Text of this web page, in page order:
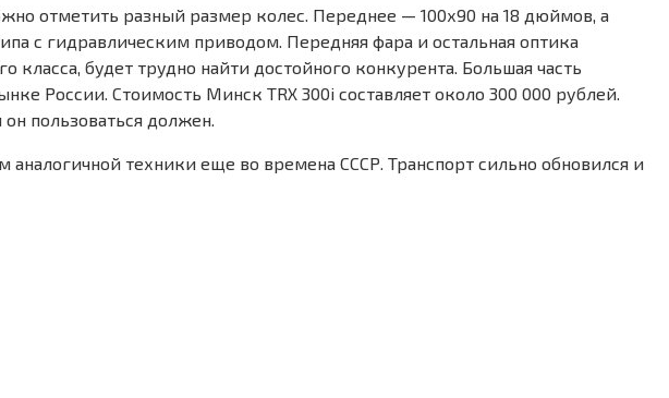
отметить разный размер колес. Переднее — 100х90 на 18 дюймов, а
с гидравлическим приводом. Передняя фара и остальная оптика
будет трудно найти достойного конкурента. Большая часть
России. Стоимость Минск TRX 300i составляет около 300 000 рублей.
он пользоваться должен.
техники еще во времена СССР. Транспорт сильно обновился и